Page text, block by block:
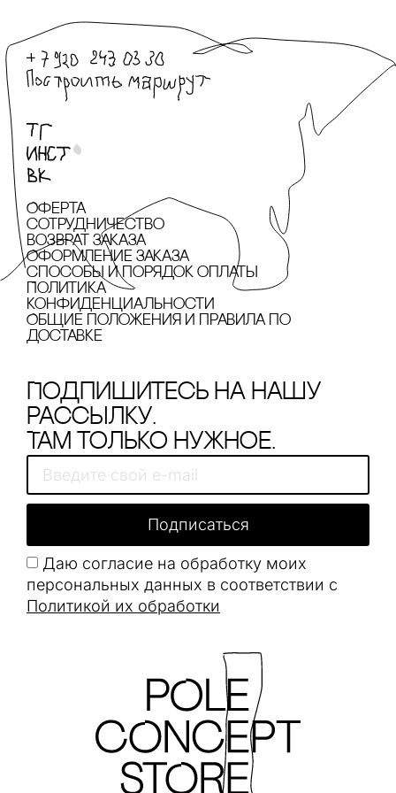
Оферта
сотрудничество
Возврат заказа
Оформление заказа
cпособы и порядок оплаты
Политика
конфиденциальности
Общие положения и правила по
доставке
Подпишитесь на нашу
рассылку.
Там только нужное.
Даю согласие на обработку моих
персональных данных в соответствии с
Политикой их обработки
Подписаться